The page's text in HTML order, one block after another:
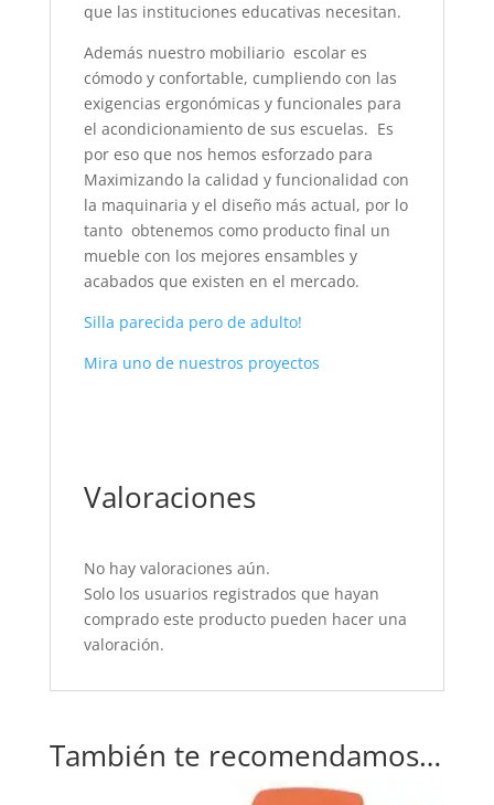
que las instituciones educativas necesitan.
Además nuestro mobiliario escolar es
cómodo y confortable, cumpliendo con las
exigencias ergonómicas y funcionales para
el acondicionamiento de sus escuelas. Es
por eso que nos hemos esforzado para
Maximizando la calidad y funcionalidad con
la maquinaria y el diseño más actual, por lo
tanto obtenemos como producto final un
mueble con los mejores ensambles y
acabados que existen en el mercado.
Silla parecida pero de adulto!
Mira uno de nuestros proyectos
Valoraciones
No hay valoraciones aún.
Solo los usuarios registrados que hayan
comprado este producto pueden hacer una
valoración.
También te recomendamos…